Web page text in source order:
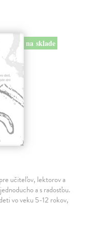
na sklade
učiteľov, lektorov a
a s radosťou.
vo veku 5-12 rokov,